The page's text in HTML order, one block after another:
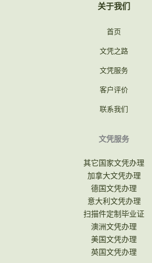
关于我们
首页
文凭之路
文凭服务
客户评价
联系我们
文凭服务
其它国家文凭办理
加拿大文凭办理
德国文凭办理
意大利文凭办理
扫描件定制毕业证
澳洲文凭办理
美国文凭办理
英国文凭办理